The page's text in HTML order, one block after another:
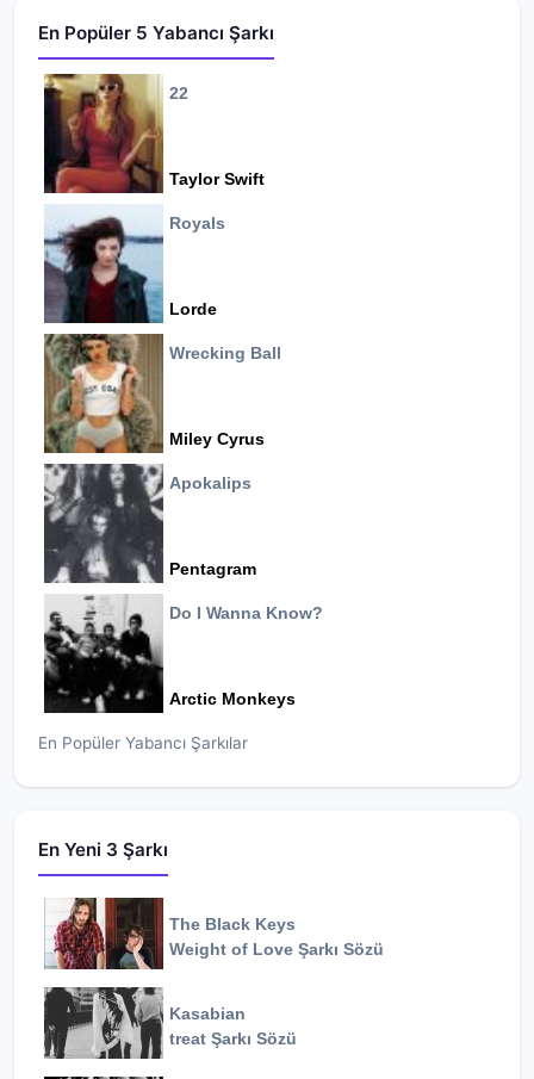
En Popüler 5 Yabancı Şarkı
22
Taylor Swift
Royals
Lorde
Wrecking Ball
Miley Cyrus
Apokalips
Pentagram
Do I Wanna Know?
Arctic Monkeys
En Popüler Yabancı Şarkılar
En Yeni 3 Şarkı
The Black Keys
Weight of Love Şarkı Sözü
Kasabian
treat Şarkı Sözü